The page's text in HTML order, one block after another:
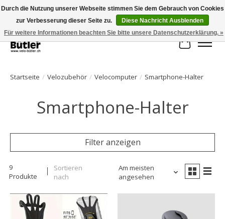
Große Auswahl an Produkten und schneller Versand!
Ihr
Startseite / Velozubehör / Velocomputer / Smartphone-Halter
Smartphone-Halter
Filter anzeigen
9
Produkte
Sortieren
nach
Am meisten
angesehen
Durch die Nutzung unserer Webseite stimmen Sie dem Gebrauch von Cookies
zur Verbesserung dieser Seite zu.
Diese Nachricht Ausblenden
Für weitere Informationen beachten Sie bitte unsere Datenschutzerklärung. »